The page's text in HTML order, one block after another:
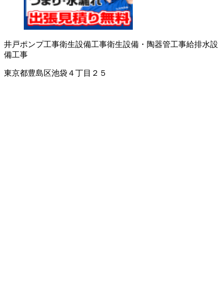
井戸ポンプ工事衛生設備工事衛生設備・陶器管工事給排水設
備工事
東京都豊島区池袋４丁目２５